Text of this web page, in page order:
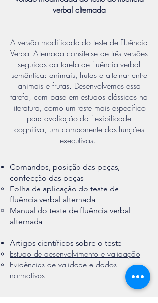
verbal alternada
A versão modificada do teste de Fluência
Verbal Alternada consite-se de três versões
seguidas da tarefa de fluência verbal
semântica: animais, frutas e alternar entre
animais e frutas. Desenvolvemos essa
tarefa, com base em estudos clássicos na
literatura, como um teste mais específico
para avaliação da flexibilidade
cognitiva, um componente das funções
executivas.
Comandos, posição das peças,
confecção das peças
Folha de aplicação do teste de
fluência verbal alternada
Manual do teste de fluência verbal
alternada
Artigos científicos sobre o teste
Estudo de desenvolvimento e validação
Evidências de validade e dados
normativos